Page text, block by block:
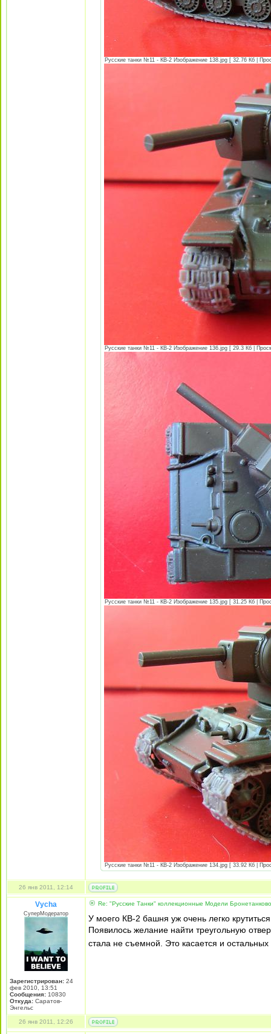
Русские танки №11 - КВ-2 Изображение 138.jpg [ 32.76 Кб |
Русские танки №11 - КВ-2 Изображение 136.jpg [ 29.3 Кб |
Русские танки №11 - КВ-2 Изображение 135.jpg [ 31.25 Кб |
Русские танки №11 - КВ-2 Изображение 134.jpg [ 33.92 Кб |
26 янв 2011, 12:14
Vycha
СуперМодератор
Зарегистрирован: 24
фев 2010, 13:51
Сообщения: 10830
Откуда: Саратов-
Энгельс
Re: "Русские Танки" коллекционные Модели
У моего КВ-2 башня уж очень легко
Появилось желание найти треугольную
стала не съемной. Это касается и
26 янв 2011, 12:26